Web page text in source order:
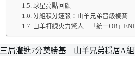
球星亮點回顧
分組積分速報：山羊兄弟晉級複賽
山羊打線火力驚人 「統一OB」
三局灌進7分奠勝基 山羊兄弟穩居A組